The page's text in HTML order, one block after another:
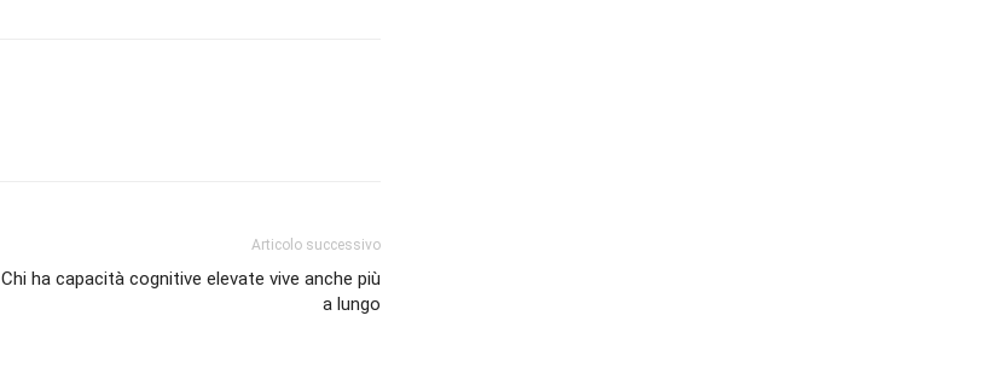
Articolo successivo
Chi ha capacità cognitive elevate vive anche più
a lungo